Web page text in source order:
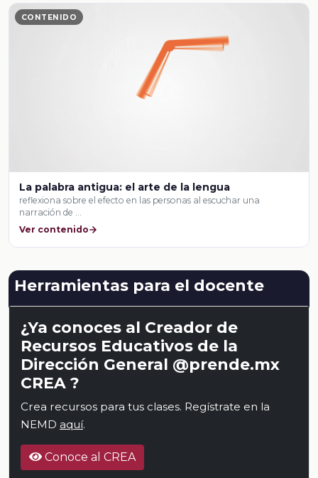
CONTENIDO
La palabra antigua: el arte de la lengua
reflexiona sobre el efecto en las personas al escuchar una
narración de …
Ver contenido
Herramientas para el docente
¿Ya conoces al Creador de
Recursos Educativos de la
Dirección General @prende.mx
CREA ?
Crea recursos para tus clases. Regístrate en la
NEMD aquí.
Conoce al CREA